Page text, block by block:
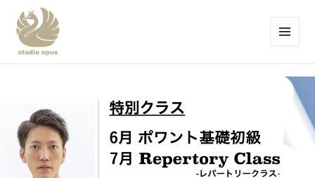
studio opus-スタジオ オープス-品川区
大井町のバレエスタジオ-
ィジェ
ット